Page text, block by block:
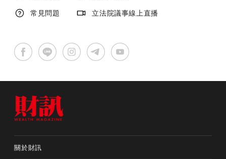
常見問題
立法院議事線上直播
關於財訊